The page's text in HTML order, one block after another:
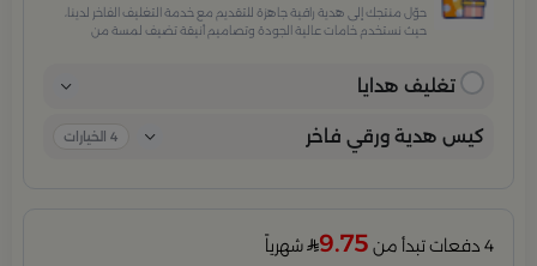
حوّل منتجك إلى هدية راقية جاهزة للتقديم مع خدمة التغليف الفاخر لدينا،
حيث نستخدم خامات عالية الجودة وتصاميم أنيقة تضيف لمسة من
تغليف هدايا
كيس هدية ورقي فاخر 4 الخيارات
4 دفعات تبدأ من 9.75 شهرياً